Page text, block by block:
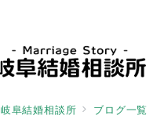
岐阜結婚相談所 ブログ一覧